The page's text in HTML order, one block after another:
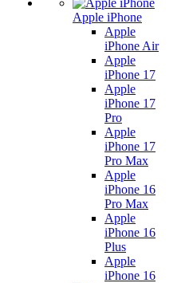
Apple iPhone
Apple
iPhone Air
Apple
iPhone 17
Apple
iPhone 17
Pro
Apple
iPhone 17
Pro Max
Apple
iPhone 16
Pro Max
Apple
iPhone 16
Plus
Apple
iPhone 16